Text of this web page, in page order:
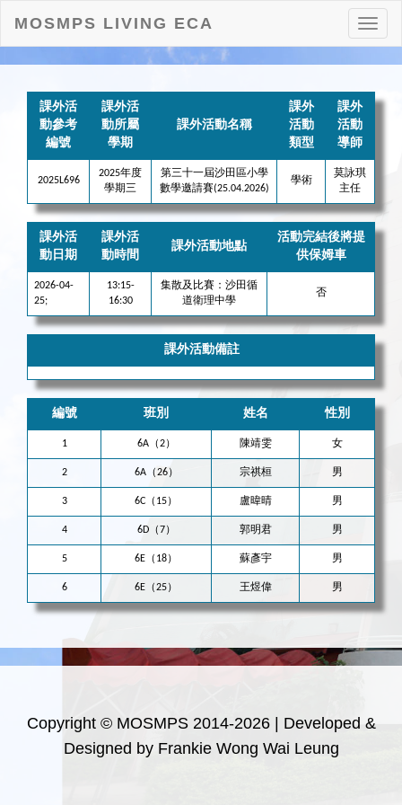
打
開
MOSMPS LIVING ECA
課外活
動參考
編號
課外活
動所屬
學期
課外活動名稱
課外
活動
類型
課外
活動
導師
2025L696
2025年度
學期三
第三十一屆沙田區小學
數學邀請賽(25.04.2026)
學術
莫詠琪
主任
課外活
動日期
課外活
動時間
課外活動地點
活動完結後將提
供保姆車
2026-04-
25;
13:15-
16:30
集散及比賽：沙田循
道衛理中學
否
課外活動備註
編號 班別 姓名 性別
1 6A（2） 陳靖雯 女
2 6A（26） 宗祺桓 男
3 6C（15） 盧暐晴 男
4 6D（7） 郭明君 男
5 6E（18） 蘇彥宇 男
6 6E（25） 王煜偉 男
Copyright © MOSMPS 2014-2026 | Developed &
Designed by Frankie Wong Wai Leung